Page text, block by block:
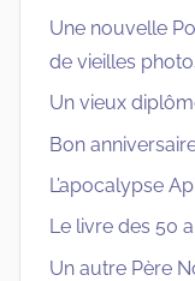
Une nouvelle
de vieilles
Un vieux
Bon
L’apocalypse
Le livre des 50
Un autre Père